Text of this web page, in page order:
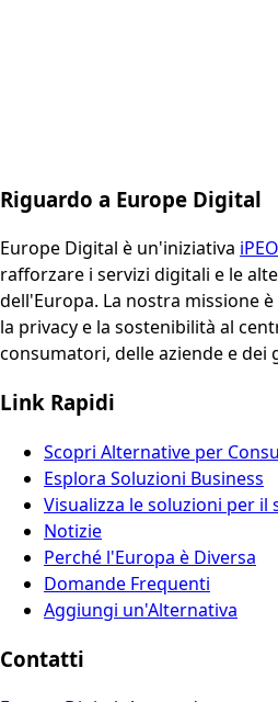
Riguardo a Europe Digital
Europe Digital è un'iniziativa
rafforzare i servizi digitali e le
dell'Europa. La nostra missione
la privacy e la sostenibilità al
consumatori, delle aziende e dei
Link Rapidi
Scopri Alternative per
Esplora Soluzioni Business
Visualizza le soluzioni per
Notizie
Perché l'Europa è Diversa
Domande Frequenti
Aggiungi un'Alternativa
Contatti